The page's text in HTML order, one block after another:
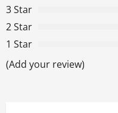
g
a
3 Star
2 Star
1 Star
(Add your review)